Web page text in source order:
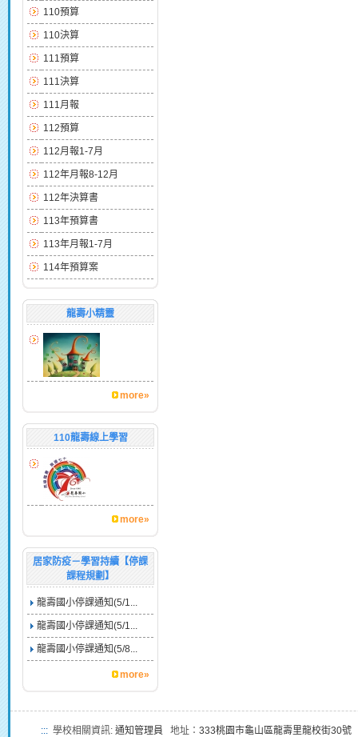
110預算
110決算
111預算
111決算
111月報
112預算
112月報1-7月
112年月報8-12月
112年決算書
113年預算書
113年月報1-7月
114年預算案
龍壽小精靈
more»
110龍壽線上學習
more»
居家防疫－學習持續【停課
課程規劃】
龍壽國小停課通知(5/1...
龍壽國小停課通知(5/1...
龍壽國小停課通知(5/8...
more»
::: 學校相關資訊: 通知管理員 地址： 333桃園市龜山區龍壽里龍校街30號